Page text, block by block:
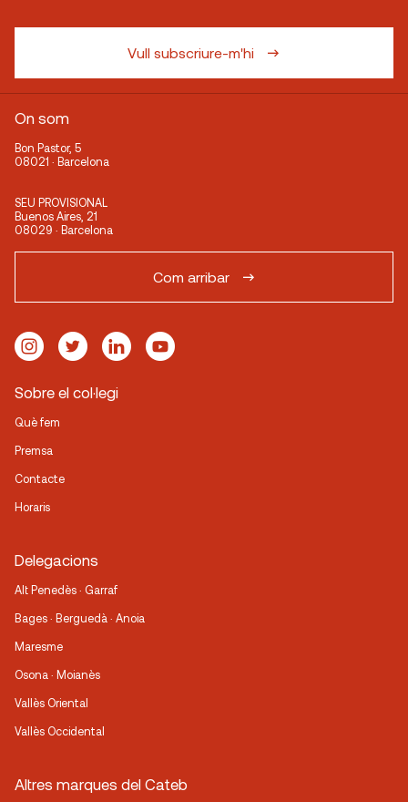
Vull subscriure-m'hi
On som
Bon Pastor, 5
08021 · Barcelona
SEU PROVISIONAL
Buenos Aires, 21
08029 · Barcelona
Com arribar
Sobre el col·legi
Què fem
Premsa
Contacte
Horaris
Delegacions
Alt Penedès · Garraf
Bages · Berguedà · Anoia
Maresme
Osona · Moianès
Vallès Oriental
Vallès Occidental
Altres marques del Cateb